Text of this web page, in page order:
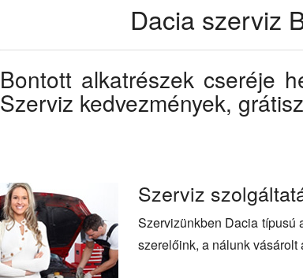
Dacia szerviz
Bontott alkatrészek cseréje
Szerviz kedvezmények,
Szerviz
Szervizünkben Dacia típusú
szerelőink, a nálunk